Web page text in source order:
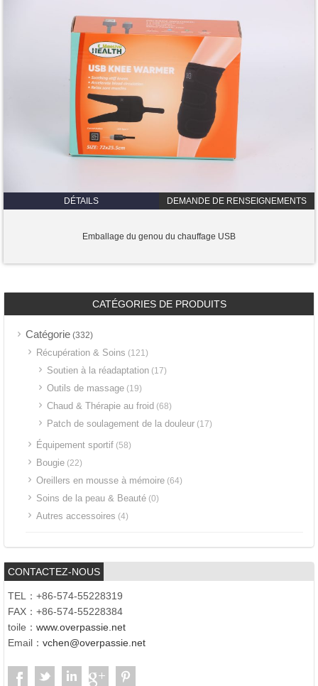
DÉTAILS DEMANDE DE RENSEIGNEMENTS
Emballage du genou du chauffage USB
CATÉGORIES DE PRODUITS
Catégorie (332)
Récupération & Soins (121)
Soutien à la réadaptation (17)
Outils de massage (19)
Chaud & Thérapie au froid (68)
Patch de soulagement de la douleur (17)
Équipement sportif (58)
Bougie (22)
Oreillers en mousse à mémoire (64)
Soins de la peau & Beauté (0)
Autres accessoires (4)
CONTACTEZ-NOUS
TEL：+86-574-55228319
FAX：+86-574-55228384
toile： www.overpassie.net
Email： vchen@overpassie.net